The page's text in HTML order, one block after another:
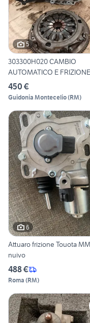
5
303300H020 CAMBIO
AUTOMATICO E FRIZIONE
TOYOTA AYG
450 €
Guidonia Montecelio(RM)
6
Attuaro frizione Touota
nuivo
488 €
Roma (RM)